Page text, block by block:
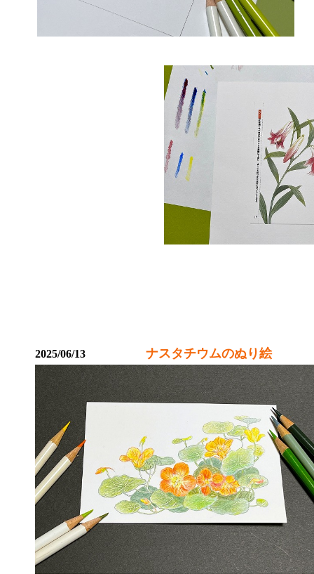
2025/06/13 ナスタチウムのぬり絵